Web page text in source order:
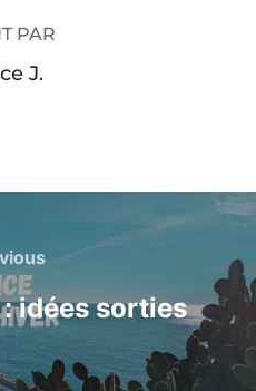
PAR
J.
Previous
idées sorties